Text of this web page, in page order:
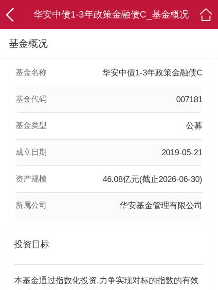
华安中债1-3年政策金融债C_基金概况
基金概况
基金名称 华安中债1-3年政策金融债C
基金代码 007181
基金类型 公募
成立日期 2019-05-21
资产规模 46.08亿元(截止2026-06-30)
所属公司 华安基金管理有限公司
投资目标
本基金通过指数化投资,力争实现对标的指数的有效